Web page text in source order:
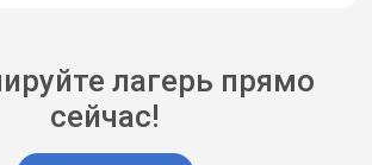
лагерь прямо
сейчас!